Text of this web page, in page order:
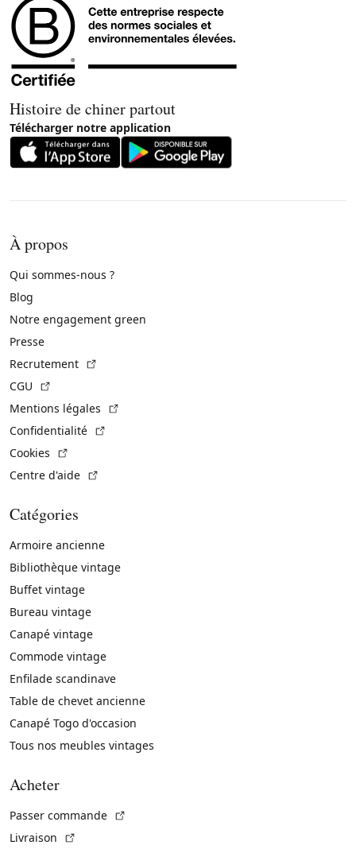
Histoire de chiner partout
Télécharger notre application
À propos
Qui sommes-nous ?
Blog
Notre engagement green
Presse
Recrutement
CGU
Mentions légales
Confidentialité
Cookies
Centre d'aide
Catégories
Armoire ancienne
Bibliothèque vintage
Buffet vintage
Bureau vintage
Canapé vintage
Commode vintage
Enfilade scandinave
Table de chevet ancienne
Canapé Togo d'occasion
Tous nos meubles vintages
Acheter
Passer commande
Livraison